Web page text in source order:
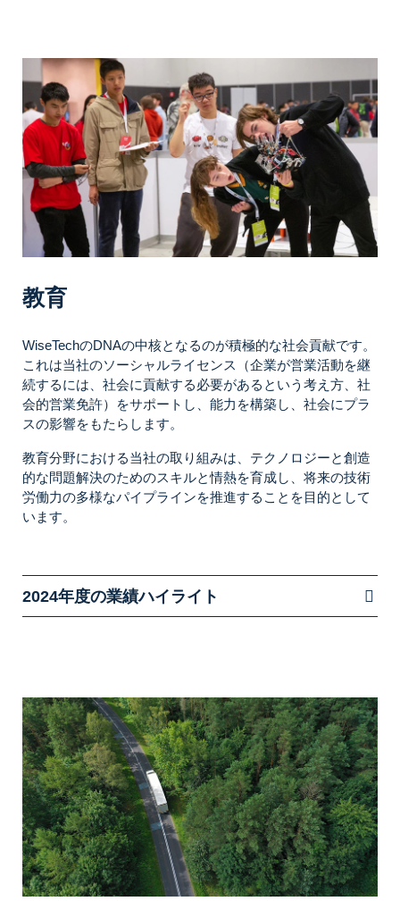
教育
WiseTechのDNAの中核となるのが積極的な社会貢献です。
これは当社のソーシャルライセンス（企業が営業活動を継
続するには、社会に貢献する必要があるという考え方、社
会的営業免許）をサポートし、能力を構築し、社会にプラ
スの影響をもたらします。
教育分野における当社の取り組みは、テクノロジーと創造
的な問題解決のためのスキルと情熱を育成し、将来の技術
労働力の多様なパイプラインを推進することを目的として
います。
2024年度の業績ハイライト